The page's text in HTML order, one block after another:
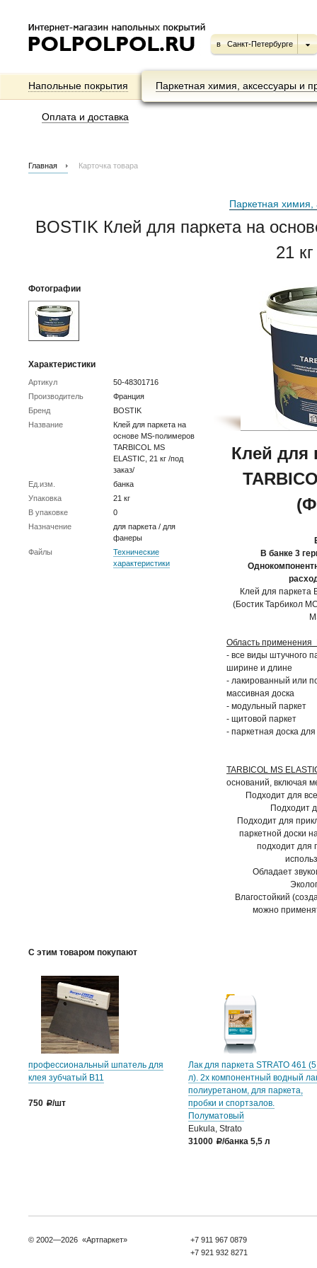
в Санкт-Петербурге
Напольные покрытия Паркетная химия, аксессуары и
Оплата и доставка
Главная Карточка товара
Паркетная химия,
BOSTIK Клей для паркета на
21
Фотографии
Характеристики
Артикул
50-48301716
Производитель
Франция
Бренд
BOSTIK
Название
Клей для паркета на
основе MS-полимеров
TARBICOL MS
ELASTIC, 21 кг /под
заказ/
Ед.изм.
банка
Упаковка
21 кг
В упаковке
0
Назначение
для паркета / для
фанеры
Файлы
Технические
характеристики
Клей для
В банке 3
Клей для паркета
(Бостик Тарбикол
Область применения
- все виды штучного
ширине и длине
- лакированный или
массивная доска
- модульный паркет
- щитовой паркет
- паркетная доска
TARBICOL MS
оснований, включая
Подходит для
Подходит
Подходит для
паркетной доски
подходит для
Обладает
Влагостойкий
можно
С этим товаром покупают
профессиональный шпатель для
клея зубчатый B11
750 a/шт
Лак для паркета STRATO 461
л). 2х компонентный водный
полиуретаном, для паркета,
пробки и спортзалов.
Полуматовый
Eukula, Strato
31000
a/банка 5,5 л
© 2002—2026 «Артпаркет»
+7 911 967 0879
+7 921 932 8271